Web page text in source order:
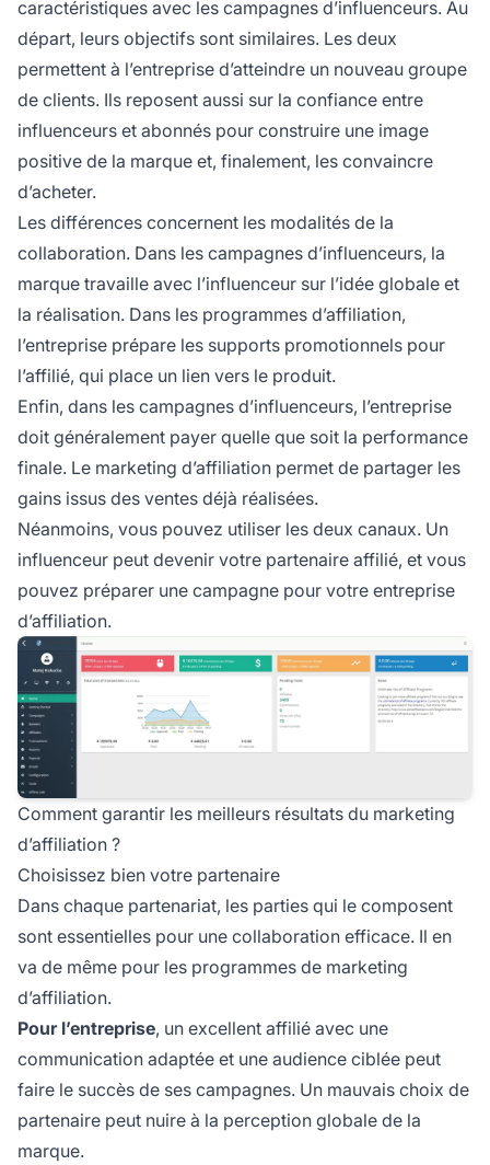
caractéristiques avec les campagnes d’influenceurs. Au
départ, leurs objectifs sont similaires. Les deux
permettent à l’entreprise d’atteindre un nouveau groupe
de clients. Ils reposent aussi sur la confiance entre
influenceurs et abonnés pour construire une image
positive de la marque et, finalement, les convaincre
d’acheter.
Les différences concernent les modalités de la
collaboration. Dans les campagnes d’influenceurs, la
marque travaille avec l’influenceur sur l’idée globale et
la réalisation. Dans les programmes d’affiliation,
l’entreprise prépare les supports promotionnels pour
l’affilié, qui place un lien vers le produit.
Enfin, dans les campagnes d’influenceurs, l’entreprise
doit généralement payer quelle que soit la performance
finale. Le marketing d’affiliation permet de partager les
gains issus des ventes déjà réalisées.
Néanmoins, vous pouvez utiliser les deux canaux. Un
influenceur peut devenir votre partenaire affilié, et vous
pouvez préparer une campagne pour votre entreprise
d’affiliation.
Comment garantir les meilleurs résultats du marketing
d’affiliation ?
Choisissez bien votre partenaire
Dans chaque partenariat, les parties qui le composent
sont essentielles pour une collaboration efficace. Il en
va de même pour les programmes de marketing
d’affiliation.
Pour l’entreprise, un excellent affilié avec une
communication adaptée et une audience ciblée peut
faire le succès de ses campagnes. Un mauvais choix de
partenaire peut nuire à la perception globale de la
marque.